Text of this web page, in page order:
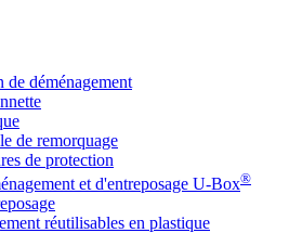
déménagement
de remorquage
de protection
et d'entreposage U-Box®
réutilisables en plastique